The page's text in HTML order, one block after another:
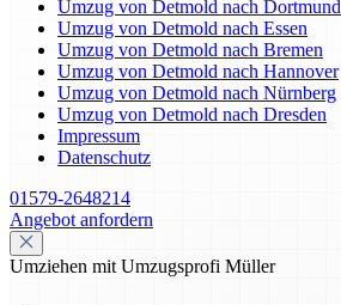
Umzug von Detmold nach Dortmund
Umzug von Detmold nach Essen
Umzug von Detmold nach Bremen
Umzug von Detmold nach Hannover
Umzug von Detmold nach Nürnberg
Umzug von Detmold nach Dresden
Impressum
Datenschutz
01579-2648214
Angebot anfordern
Umziehen mit Umzugsprofi Müller